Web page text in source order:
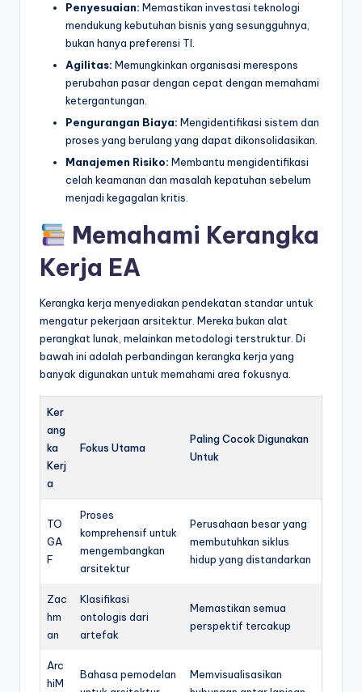
Penyesuaian: Memastikan investasi teknologi
mendukung kebutuhan bisnis yang sesungguhnya,
bukan hanya preferensi TI.
Agilitas: Memungkinkan organisasi merespons
perubahan pasar dengan cepat dengan memahami
ketergantungan.
Pengurangan Biaya: Mengidentifikasi sistem dan
proses yang berulang yang dapat dikonsolidasikan.
Manajemen Risiko: Membantu mengidentifikasi
celah keamanan dan masalah kepatuhan sebelum
menjadi kegagalan kritis.
Memahami Kerangka
Kerja EA
Kerangka kerja menyediakan pendekatan standar untuk
mengatur pekerjaan arsitektur. Mereka bukan alat
perangkat lunak, melainkan metodologi terstruktur. Di
bawah ini adalah perbandingan kerangka kerja yang
banyak digunakan untuk memahami area fokusnya.
Ker
ang
ka
Kerj
a
Fokus Utama
Paling Cocok Digunakan
Untuk
TO
GA
F
Proses
komprehensif untuk
mengembangkan
arsitektur
Perusahaan besar yang
membutuhkan siklus
hidup yang distandarkan
Zac
hm
an
Klasifikasi
ontologis dari
artefak
Memastikan semua
perspektif tercakup
Arc
hiM
Bahasa pemodelan
Memvisualisasikan